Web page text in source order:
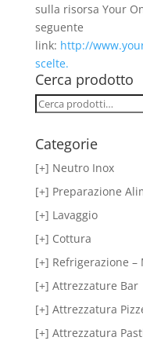
sulla risorsa Your
seguente
link: http://
scelte.
Cerca prodotto
Cerca:
Categorie
[+] Neutro Inox
[+] Preparazione
[+] Lavaggio
[+] Cottura
[+] Refrigerazione –
[+] Attrezzature Bar
[+] Attrezzatura
[+] Attrezzatura